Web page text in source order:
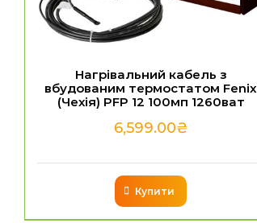
Нагрівальний кабель з
вбудованим термостатом Fenix
(Чехія) PFP 12 100мп 1260ват
6,599.00₴
Купити